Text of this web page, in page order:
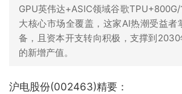
GPU英伟达+ASIC领域谷歌TPU+800G/
大核心市场全覆盖，这家AI热潮受益者
备，且资本开支转向积极，支撑到
的新增产值。
沪电股份(002463)精要：